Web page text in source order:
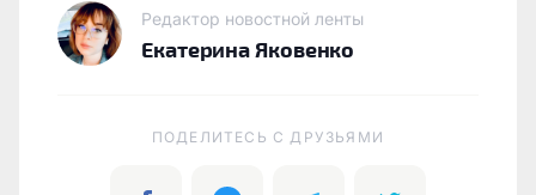
Редактор новостной ленты
Екатерина Яковенко
ПОДЕЛИТЕСЬ C ДРУЗЬЯМИ